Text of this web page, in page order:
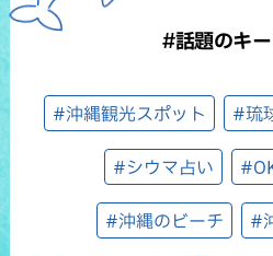
#話題のキ
#沖縄観光スポット #琉
#シウマ占い
#沖縄のビーチ #